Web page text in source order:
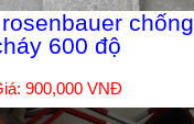
chống
600 độ
900,000 VNĐ